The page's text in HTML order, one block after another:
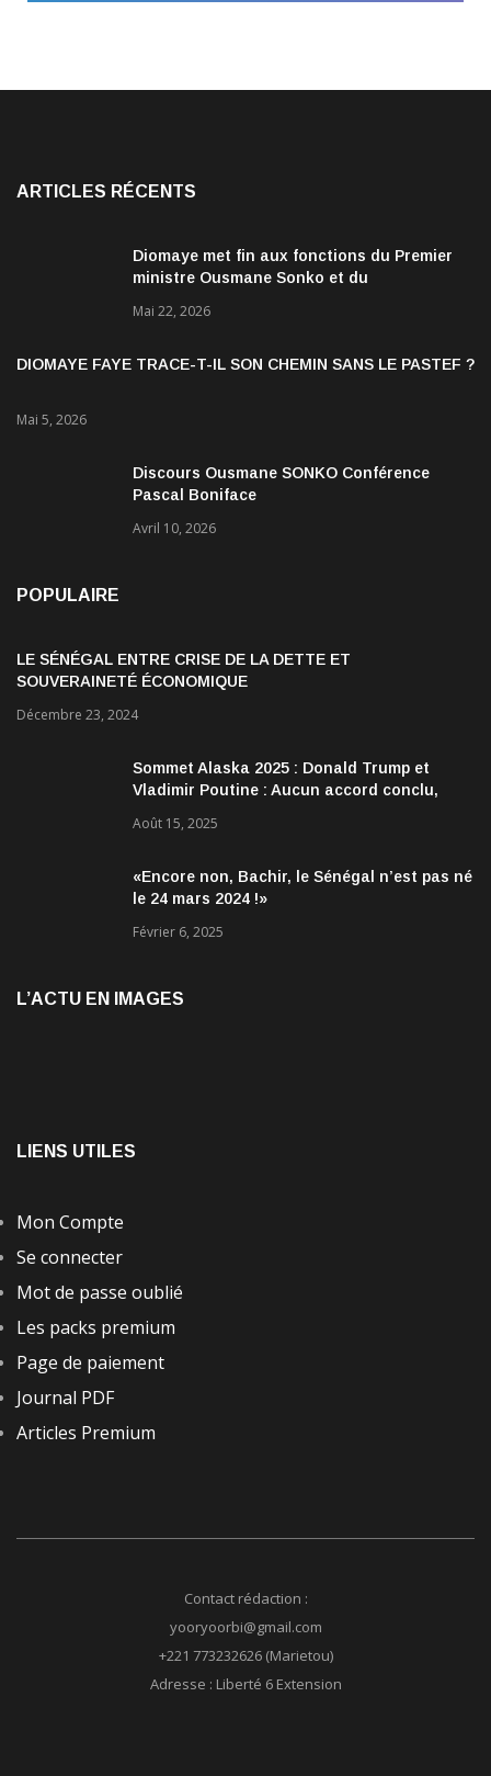
ARTICLES RÉCENTS
Diomaye met fin aux fonctions du Premier
ministre Ousmane Sonko et du
Mai 22, 2026
DIOMAYE FAYE TRACE-T-IL SON CHEMIN SANS LE PASTEF ?
Mai 5, 2026
Discours Ousmane SONKO Conférence
Pascal Boniface
Avril 10, 2026
POPULAIRE
LE SÉNÉGAL ENTRE CRISE DE LA DETTE ET
SOUVERAINETÉ ÉCONOMIQUE
Décembre 23, 2024
Sommet Alaska 2025 : Donald Trump et
Vladimir Poutine : Aucun accord conclu,
encourageantes
Août 15, 2025
«Encore non, Bachir, le Sénégal n’est pas né
le 24 mars 2024 !»
Février 6, 2025
L’ACTU EN IMAGES
LIENS UTILES
Mon Compte
Se connecter
Mot de passe oublié
Les packs premium
Page de paiement
Journal PDF
Articles Premium
Contact rédaction :
yooryoorbi@gmail.com
+221 773232626 (Marietou)
Adresse : Liberté 6 Extension